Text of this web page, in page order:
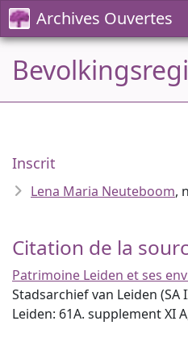
Archives Ouvertes
Inscrit
Lena Maria Neuteboom,
Citation de la
Patrimoine Leiden et ses
Stadsarchief van Leiden (SA
Leiden: 61A. supplement XI